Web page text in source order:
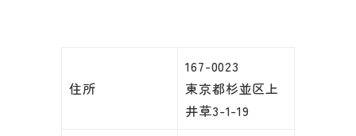
住所
167-0023
東京都杉並区上
井草3-1-19